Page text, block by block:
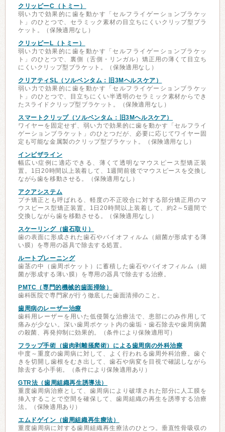
クリッピーC（トミー）
弱い力で効果的に歯を動かす「セルフライゲーションブラケッ
ト」のひとつで、セラミック素材の目立ちにくいクリップ型ブラ
ケット。（保険適用なし）
クリッピーL（トミー）
弱い力で効果的に歯を動かす「セルフライゲーションブラケッ
ト」のひとつで、裏側（舌側・リンガル）矯正用の薄くて目立ち
にくいクリップ型ブラケット。（保険適用なし）
クリアティSL（ソルベンタム：旧3Mヘルスケア）
弱い力で効果的に歯を動かす「セルフライゲーションブラケッ
ト」のひとつで、目立ちにくい半透明のセラミック素材からでき
たスライドクリップ型ブラケット。（保険適用なし）
スマートクリップ（ソルベンタム：旧3Mヘルスケア）
ワイヤーを固定せず、弱い力で効果的に歯を動かす「セルフライ
ゲーションブラケット」のひとつだが、必要に応じてワイヤー固
定も可能な金属製のクリップ型ブラケット。（保険適用なし）
インビザライン
幅広い症例に適応できる、薄くて透明なマウスピース型矯正装
置。1日20時間以上装着して、1週間前後でマウスピースを交換し
ながら歯を移動させる。（保険適用なし）
アクアシステム
プチ矯正とも呼ばれる、軽度の不正咬合に対する部分矯正用のマ
ウスピース型矯正装置。1日20時間以上装着して、約2～5週間で
交換しながら歯を移動させる。（保険適用なし）
スケーリング（歯石取り）
歯の表面に形成された歯石やバイオフィルム（細菌が形成する薄
い膜）を専用の器具で除去する処置。
ルートプレーニング
歯茎の中（歯周ポケット）に蓄積した歯石やバイオフィルム（細
菌が形成する薄い膜）を専用の器具で除去する治療。
PMTC（専門的機械的歯面掃除）
歯科医院で専門家が行う徹底した歯面清掃のこと。
歯周病のレーザー治療
歯科用レーザーを用いた低侵襲な治療法で、患部にのみ作用して
痛みが少ない。深い歯周ポケット内の歯垢・歯石除去や歯周病菌
の殺菌、再発抑制に効果的。（条件により保険適用可）
フラップ手術（歯肉剥離掻爬術）による歯周病の外科治療
中度～重度の歯周病に対して、よく行われる歯周外科治療。歯ぐ
きを切開し歯根をむき出して、歯石や病変を目視で確認しながら
除去する小手術。（条件により保険適用あり）
GTR法（歯周組織再生誘導法）
重度歯周病治療として、歯周病により破壊された部分に人工膜を
挿入することで空間を確保して、歯周組織の再生を誘導する治療
法。（保険適用あり）
エムドゲイン（歯周組織再生療法）
重度歯周病に対する歯周組織再生療法のひとつ。垂直性骨吸収の